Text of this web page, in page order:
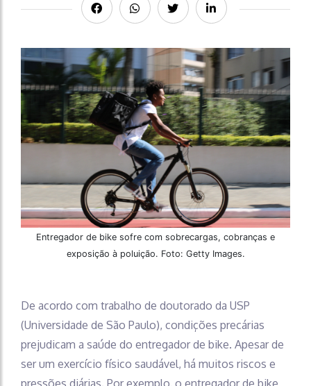
Entregador de bike sofre com sobrecargas, cobranças e
exposição à poluição. Foto: Getty Images.
De acordo com trabalho de doutorado da USP
(Universidade de São Paulo), condições precárias
prejudicam a saúde do entregador de bike. Apesar de
ser um exercício físico saudável, há muitos riscos e
pressões diárias. Por exemplo, o entregador de bike